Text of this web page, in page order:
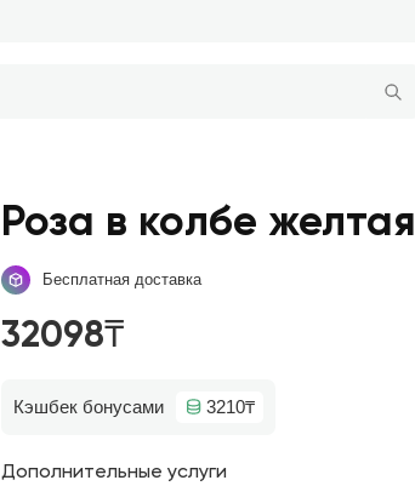
Роза в колбе желтая
Бесплатная доставка
32098₸
Кэшбек бонусами 3210₸
Дополнительные услуги